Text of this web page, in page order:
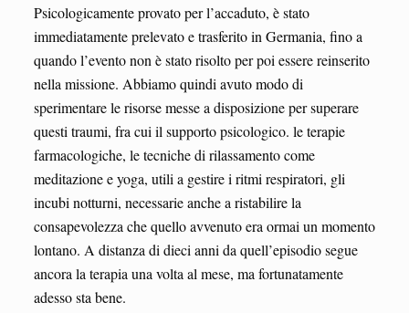
Psicologicamente provato per l’accaduto, è stato
immediatamente prelevato e trasferito in Germania, fino a
quando l’evento non è stato risolto per poi essere reinserito
nella missione. Abbiamo quindi avuto modo di
sperimentare le risorse messe a disposizione per superare
questi traumi, fra cui il supporto psicologico. le terapie
farmacologiche, le tecniche di rilassamento come
meditazione e yoga, utili a gestire i ritmi respiratori, gli
incubi notturni, necessarie anche a ristabilire la
consapevolezza che quello avvenuto era ormai un momento
lontano. A distanza di dieci anni da quell’episodio segue
ancora la terapia una volta al mese, ma fortunatamente
adesso sta bene.